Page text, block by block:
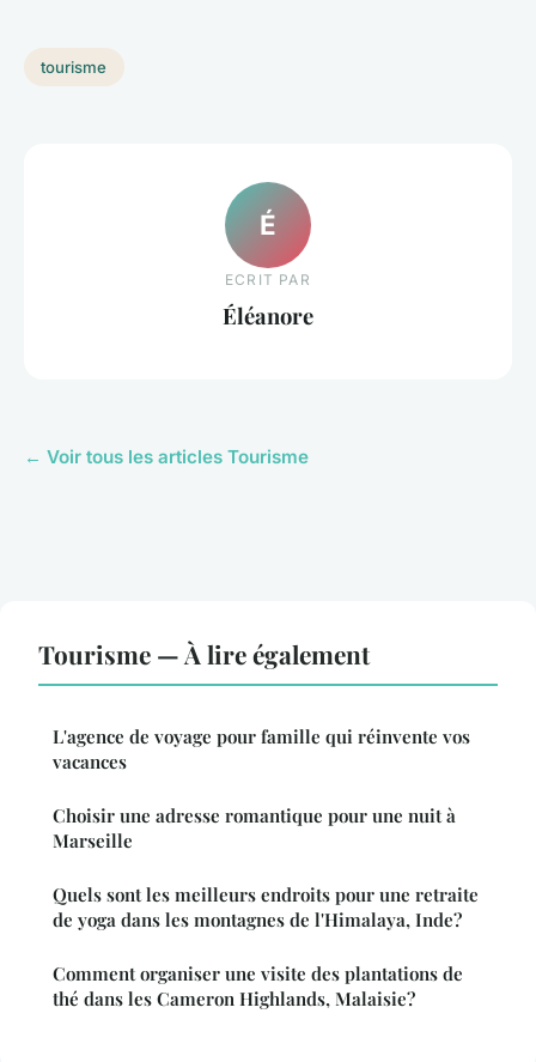
tourisme
É
ECRIT PAR
Éléanore
← Voir tous les articles Tourisme
Tourisme — À lire également
L'agence de voyage pour famille qui réinvente vos
vacances
Choisir une adresse romantique pour une nuit à
Marseille
Quels sont les meilleurs endroits pour une retraite
de yoga dans les montagnes de l'Himalaya, Inde?
Comment organiser une visite des plantations de
thé dans les Cameron Highlands, Malaisie?